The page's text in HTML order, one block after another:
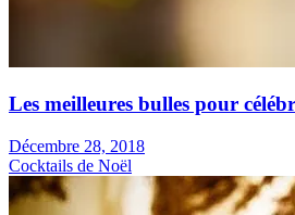
Les meilleures bulles pour
Décembre 28, 2018
Cocktails de Noël